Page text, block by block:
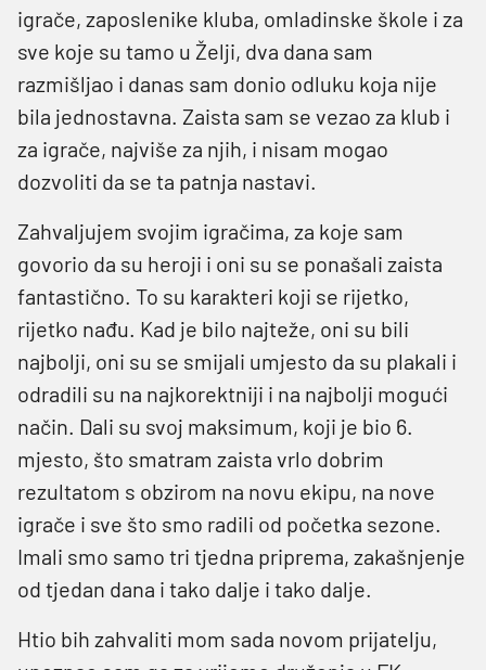
igrače, zaposlenike kluba, omladinske škole i za
sve koje su tamo u Želji, dva dana sam
razmišljao i danas sam donio odluku koja nije
bila jednostavna. Zaista sam se vezao za klub i
za igrače, najviše za njih, i nisam mogao
dozvoliti da se ta patnja nastavi.
Zahvaljujem svojim igračima, za koje sam
govorio da su heroji i oni su se ponašali zaista
fantastično. To su karakteri koji se rijetko,
rijetko nađu. Kad je bilo najteže, oni su bili
najbolji, oni su se smijali umjesto da su plakali i
odradili su na najkorektniji i na najbolji mogući
način. Dali su svoj maksimum, koji je bio 6.
mjesto, što smatram zaista vrlo dobrim
rezultatom s obzirom na novu ekipu, na nove
igrače i sve što smo radili od početka sezone.
Imali smo samo tri tjedna priprema, zakašnjenje
od tjedan dana i tako dalje i tako dalje.
Htio bih zahvaliti mom sada novom prijatelju,